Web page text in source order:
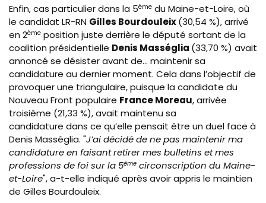
Enfin, cas particulier dans la 5ème du Maine-et-Loire, où
le candidat LR-RN Gilles Bourdouleix(30,54 %), arrivé
en 2ème position juste derrière le député sortant de la
coalition présidentielle Denis Masséglia (33,70 %) avait
annoncé se désister avant de... maintenir sa
candidature au dernier moment. Cela dans l’objectif de
provoquer une triangulaire, puisque la candidate du
Nouveau Front populaire France Moreau, arrivée
troisième (21,33 %), avait maintenu sa
candidature dans ce qu’elle pensait être un duel face à
Denis Masséglia. "J’ai décidé de ne pas maintenir ma
candidature en faisant retirer mes bulletins et mes
professions de foi sur la 5ème circonscription du Maine-
et-Loire", a-t-elle indiqué après avoir appris le maintien
de Gilles Bourdouleix.